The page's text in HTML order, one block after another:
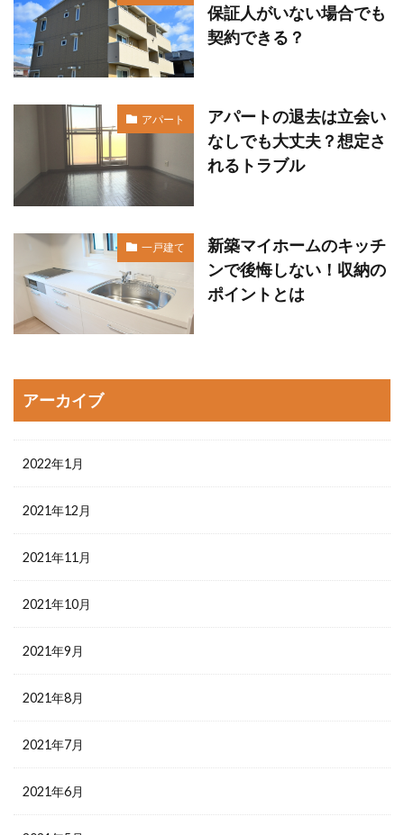
保証人がいない場合でも
契約できる？
アパート
アパートの退去は立会い
なしでも大丈夫？想定さ
れるトラブル
一戸建て
新築マイホームのキッチ
ンで後悔しない！収納の
ポイントとは
アーカイブ
2022年1月
2021年12月
2021年11月
2021年10月
2021年9月
2021年8月
2021年7月
2021年6月